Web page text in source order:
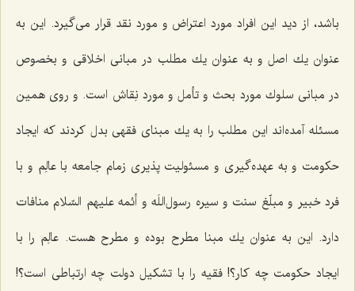
باشد، از دید این افراد مورد اعتراض و مورد نقد قرار می‌گیرد. این به
عنوان یك اصل و به عنوان یك مطلب در مبانی اخلاقی و بخصوص
در مبانی سلوك مورد بحث و تأمل و مورد نِقاش است. و روی همین
مسئله آمده‌اند این مطلب را به یك مبنای فقهی بدل كردند كه ایجاد
حكومت و به عهده‌گیری و مسئولیت پذیری زمام جامعه با عالِم و با
فرد خبیر و مبلّغ سنت و سیره رسول‌اللَه و أئمه علیهم السّلام منافات
دارد. این به عنوان یك مبنا مطرح بوده و مطرح هست. عالِم را با
ایجاد حكومت چه كار؟! فقیه را با تشكیل دولت چه ارتباطی است؟!